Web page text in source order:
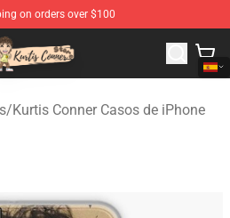
on orders over $100
Official Kurtis Conner Merchandise
/Kurtis Conner Casos de iPhone